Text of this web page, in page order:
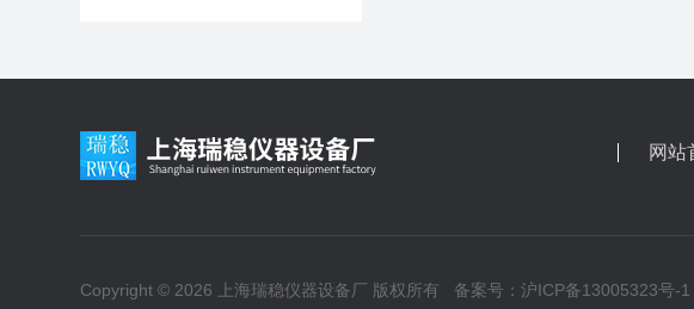
网站
Copyright © 2026 上海瑞稳仪器设备厂 版权所有 备案号：沪ICP备13005323号-1